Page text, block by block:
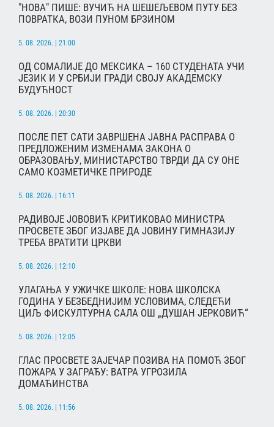
"НОВА" ПИШЕ: ВУЧИЋ НА ШЕШЕЉЕВОМ ПУТУ БЕЗ
ПОВРАТКА, ВОЗИ ПУНОМ БРЗИНОМ
5. 08. 2026. | 21:00
ОД СОМАЛИЈЕ ДО МЕКСИКА – 160 СТУДЕНАТА УЧИ
ЈЕЗИК И У СРБИЈИ ГРАДИ СВОЈУ АКАДЕМСКУ
БУДУЋНОСТ
5. 08. 2026. | 20:30
ПОСЛЕ ПЕТ САТИ ЗАВРШЕНА ЈАВНА РАСПРАВА О
ПРЕДЛОЖЕНИМ ИЗМЕНАМА ЗАКОНА О
ОБРАЗОВАЊУ, МИНИСТАРСТВО ТВРДИ ДА СУ ОНЕ
САМО КОЗМЕТИЧКЕ ПРИРОДЕ
5. 08. 2026. | 16:11
РАДИВОЈЕ ЈОВОВИЋ КРИТИКОВАО МИНИСТРА
ПРОСВЕТЕ ЗБОГ ИЗЈАВЕ ДА ЈОВИНУ ГИМНАЗИЈУ
ТРЕБА ВРАТИТИ ЦРКВИ
5. 08. 2026. | 12:10
УЛАГАЊА У УЖИЧКЕ ШКОЛЕ: НОВА ШКОЛСКА
ГОДИНА У БЕЗБЕДНИЈИМ УСЛОВИМА, СЛЕДЕЋИ
ЦИЉ ФИСКУЛТУРНА САЛА ОШ „ДУШАН ЈЕРКОВИЋ“
5. 08. 2026. | 12:05
ГЛАС ПРОСВЕТЕ ЗАЈЕЧАР ПОЗИВА НА ПОМОЋ ЗБОГ
ПОЖАРА У ЗАГРАЂУ: ВАТРА УГРОЗИЛА
ДОМАЋИНСТВА
5. 08. 2026. | 11:56